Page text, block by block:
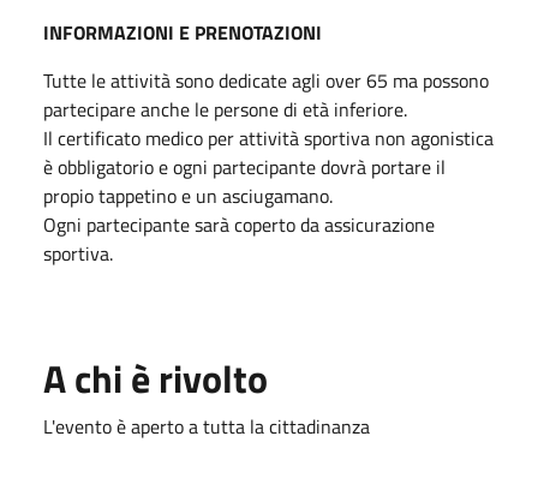
INFORMAZIONI E PRENOTAZIONI
Tutte le attività sono dedicate agli over 65 ma possono
partecipare anche le persone di età inferiore.
Il certificato medico per attività sportiva non agonistica
è obbligatorio e ogni partecipante dovrà portare il
propio tappetino e un asciugamano.
Ogni partecipante sarà coperto da assicurazione
sportiva.
A chi è rivolto
L'evento è aperto a tutta la cittadinanza